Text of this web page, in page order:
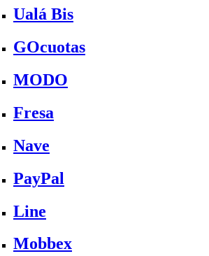
Ualá Bis
GOcuotas
MODO
Fresa
Nave
PayPal
Line
Mobbex